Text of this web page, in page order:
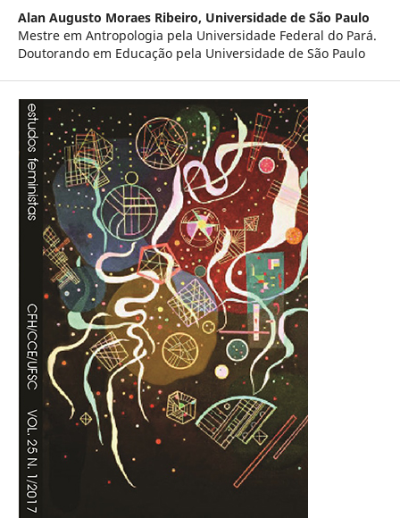
Alan Augusto Moraes Ribeiro, Universidade de São Paulo
Mestre em Antropologia pela Universidade Federal do Pará.
Doutorando em Educação pela Universidade de São Paulo